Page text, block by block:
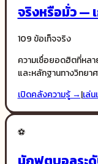
จริงหรือมั่ว —
109 ข้อเท็จจริง
ความเชื่อยอดฮิตที่หล
และหลักฐานทางวิทย
เปิดคลังความรู้ →|เล่น
⚽